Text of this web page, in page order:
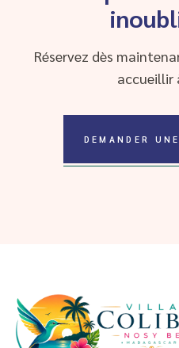
Réservez dès
accueillir
DEMANDER